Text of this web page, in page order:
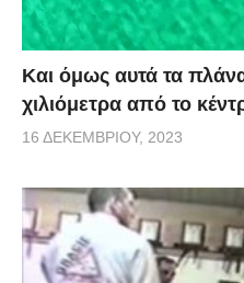
Και όμως αυτά τα
χιλιόμετρα από το
16 ΔΕΚΕΜΒΡΊΟΥ, 2023